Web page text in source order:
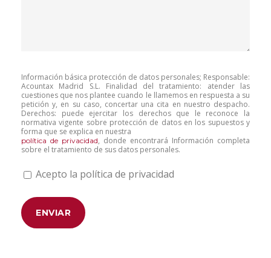
Información básica protección de datos personales; Responsable:
Acountax Madrid S.L. Finalidad del tratamiento: atender las
cuestiones que nos plantee cuando le llamemos en respuesta a su
petición y, en su caso, concertar una cita en nuestro despacho.
Derechos: puede ejercitar los derechos que le reconoce la
normativa vigente sobre protección de datos en los supuestos y
forma que se explica en nuestra
política de privacidad, donde encontrará Información completa
sobre el tratamiento de sus datos personales.
Acepto la política de privacidad